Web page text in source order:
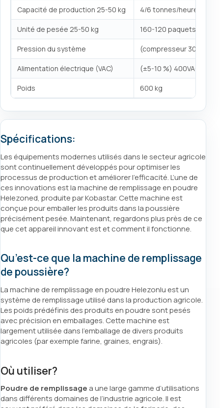
Capacité de production 25-50 kg 4/6 tonnes/heure
Unité de pesée 25-50 kg 160-120 paquets par
Pression du système (compresseur 300
Alimentation électrique (VAC) (±5-10 %) 400VAC / 50-
Poids 600 kg
Spécifications:
Les équipements modernes utilisés dans le secteur agricole
sont continuellement développés pour optimiser les
processus de production et améliorer l’efficacité. L’une de
ces innovations est la machine de remplissage en poudre
Helezoned, produite par Kobastar. Cette machine est
conçue pour emballer les produits dans la poussière
précisément pesée. Maintenant, regardons plus près de ce
que cet appareil innovant est et comment il fonctionne.
Qu’est-ce que la machine de remplissage
de poussière?
La machine de remplissage en poudre Helezonlu est un
système de remplissage utilisé dans la production agricole.
Les poids prédéfinis des produits en poudre sont pesés
avec précision en emballages. Cette machine est
largement utilisée dans l’emballage de divers produits
agricoles (par exemple farine, graines, engrais).
Où utiliser?
Poudre de remplissage a une large gamme d’utilisations
dans différents domaines de l’industrie agricole. Il est